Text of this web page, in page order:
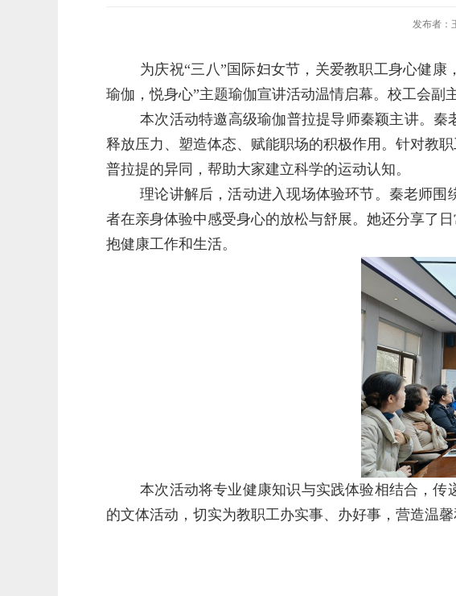
发布者：
为庆祝“三八”国际妇女节，关爱教职工身心健康
瑜伽，悦身心”主题瑜伽宣讲活动温情启幕。校工会副
本次活动特邀高级瑜伽普拉提导师秦颖主讲。
释放压力、塑造体态、赋能职场的积极作用。针对教
普拉提的异同，帮助大家建立科学的运动认知。
理论讲解后，活动进入现场体验环节。秦老师
者在亲身体验中感受身心的放松与舒展。她还分享了
抱健康工作和生活。
本次活动将专业健康知识与实践体验相结合，
的文体活动，切实为教职工办实事、办好事，营造温